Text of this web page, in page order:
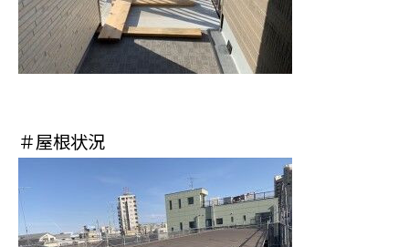
＃屋根状況